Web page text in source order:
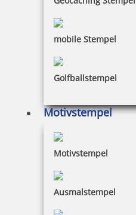
mobile Stempel
Golfballstempel
Motivstempel
Motivstempel
Ausmalstempel
Jetzt gestalten
Trodat Classic